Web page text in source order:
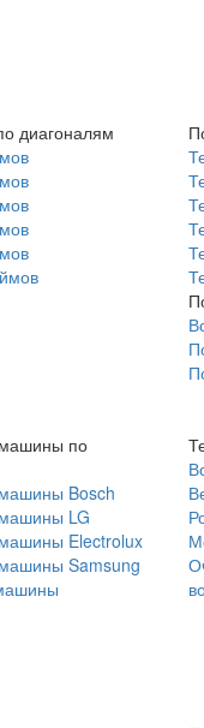
диагоналям
по
Bosch
LG
Electrolux
Samsung